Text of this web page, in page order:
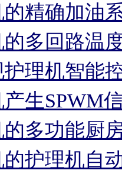
精确加油
多回路温
理机智能
生SPWM
多功能厨
护理机自